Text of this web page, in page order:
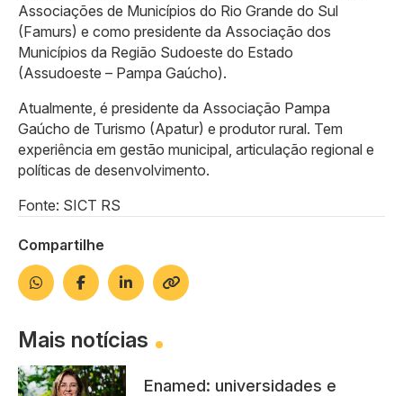
Associações de Municípios do Rio Grande do Sul
(Famurs) e como presidente da Associação dos
Municípios da Região Sudoeste do Estado
(Assudoeste – Pampa Gaúcho).
Atualmente, é presidente da Associação Pampa
Gaúcho de Turismo (Apatur) e produtor rural. Tem
experiência em gestão municipal, articulação regional e
políticas de desenvolvimento.
Fonte: SICT RS
Compartilhe
Mais notícias
Enamed: universidades e